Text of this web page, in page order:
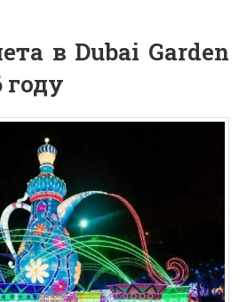
в Dubai Garden
году